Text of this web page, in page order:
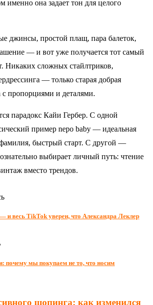
именно она задает тон для целого
джинсы, простой плащ, пара балеток,
— и вот уже получается тот самый
Никаких сложных стайлтриков,
— только старая добрая
с пропорциями и деталями.
парадокс Кайи Гербер. С одной
пример nepo baby — идеальная
быстрый старт. С другой —
выбирает личный путь: чтение
вместо трендов.
и весь TikTok уверен, что Александра Леклер
почему мы покупаем не то, что носим
шопинга: как изменился